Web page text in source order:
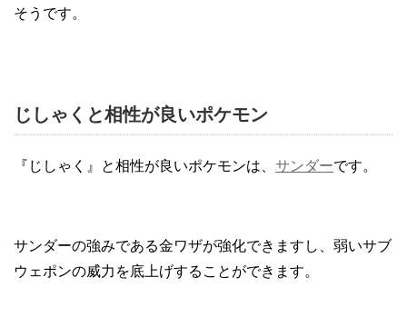
そうです。
じしゃくと相性が良いポケモン
『じしゃく』と相性が良いポケモンは、 サンダーです。
サンダーの強みである金ワザが強化できますし、弱いサブ
ウェポンの威力を底上げすることができます。